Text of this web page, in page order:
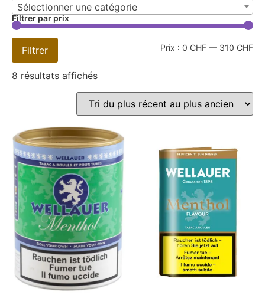
Sélectionner une catégorie
Filtrer par prix
Filtrer Prix : 0 CHF — 310 CHF
8 résultats affichés